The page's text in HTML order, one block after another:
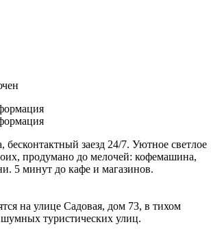
заезд 24/7. Уютное светлое
продумано до мелочей: кофемашина,
5 минут до кафе и магазинов.
на улице Садовая, дом 73, в тихом
шумных туристических улиц.